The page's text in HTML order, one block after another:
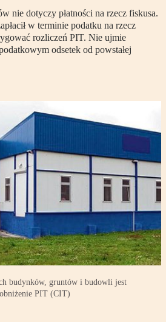
nie dotyczy płatności na rzecz fiskusa.
w terminie podatku na rzecz
rozliczeń PIT. Nie ujmie
odsetek od powstałej
budynków, gruntów i budowli jest
PIT (CIT)